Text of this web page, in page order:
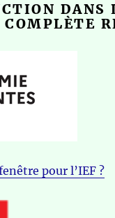
DANS
COMPLÈTE
pour l’IEF ?